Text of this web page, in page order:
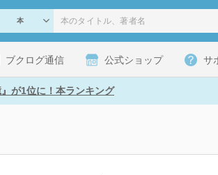
ブクログ通信 公式ショップ サ
』が1位に！本ランキング